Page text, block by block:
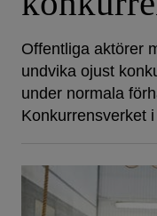
Offentliga aktörer
undvika ojust
under normala
Konkurrensverket